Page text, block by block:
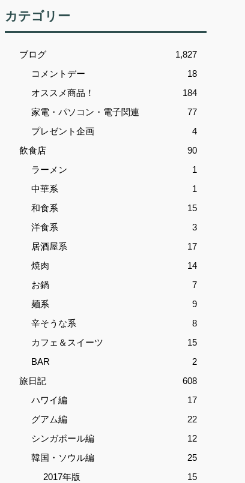
カテゴリー
ブログ
1,827
コメントデー
18
オススメ商品！
184
家電・パソコン・電子関連
77
プレゼント企画
4
飲食店
90
ラーメン
1
中華系
1
和食系
15
洋食系
3
居酒屋系
17
焼肉
14
お鍋
7
麺系
9
辛そうな系
8
カフェ＆スイーツ
15
BAR
2
旅日記
608
ハワイ編
17
グアム編
22
シンガポール編
12
韓国・ソウル編
25
2017年版
15